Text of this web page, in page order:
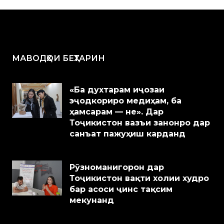
МАВОДҲОИ БЕҲТАРИН
«Ба духтарам иҷозаи
эҷодкориро медиҳам, ба
ҳамсарам — не». Дар
Тоҷикистон вазъи занонро дар
санъат пажуҳиш карданд
Рӯзноманигорон дар
Тоҷикистон вақти холии худро
бар асоси ҷинс тақсим
мекунанд